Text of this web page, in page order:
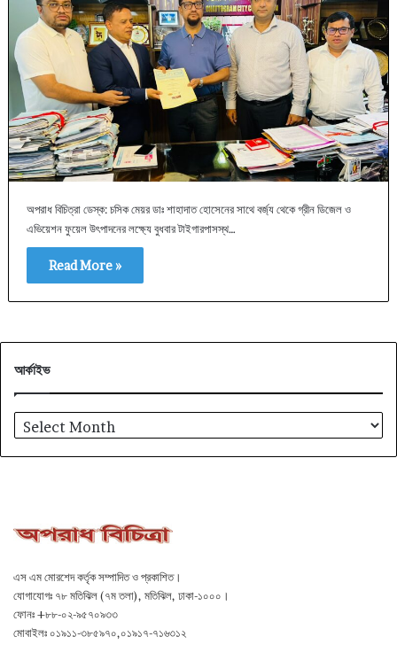
অপরাধ বিচিত্রা ডেস্ক: চসিক মেয়র ডাঃ শাহাদাত হোসেনের সাথে বর্জ্য থেকে গ্রীন ডিজেল ও
এভিয়েশন ফুয়েল উৎপাদনের লক্ষ্যে বুধবার টাইগারপাসস্থ…
Read More »
আর্কাইভ
আর্কাইভ
এস এম মোরশেদ কর্তৃক সম্পাদিত ও প্রকাশিত।
যোগাযোগঃ ৭৮ মতিঝিল (৭ম তলা), মতিঝিল, ঢাকা-১০০০।
ফোনঃ +৮৮-০২-৯৫৭০৯৩৩
মোবাইলঃ ০১৯১১-৩৮৫৯৭০,০১৯১৭-৭১৬৩১২